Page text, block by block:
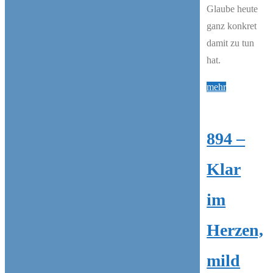
Glaube heute
ganz konkret
damit zu tun
hat.
mehr"921
laut
richtig"
894 –
Klar
im
Herzen,
mild